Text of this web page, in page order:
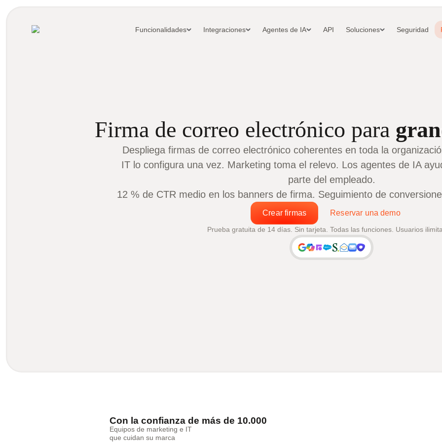
Funcionalidades Integraciones Agentes de IA API Soluciones Seguridad
Firma de correo electrónico para
Despliega firmas de correo electrónico coherentes en toda la
IT lo configura una vez. Marketing toma el relevo. Los agentes de IA
parte del empleado.
12 % de CTR medio en los banners de firma. Seguimiento de
Crear firmas Reservar una demo
Prueba gratuita de 14 días. Sin tarjeta. Todas las funciones. Usuarios
Con la confianza de más de 10.000
Equipos de marketing e IT
que cuidan su marca